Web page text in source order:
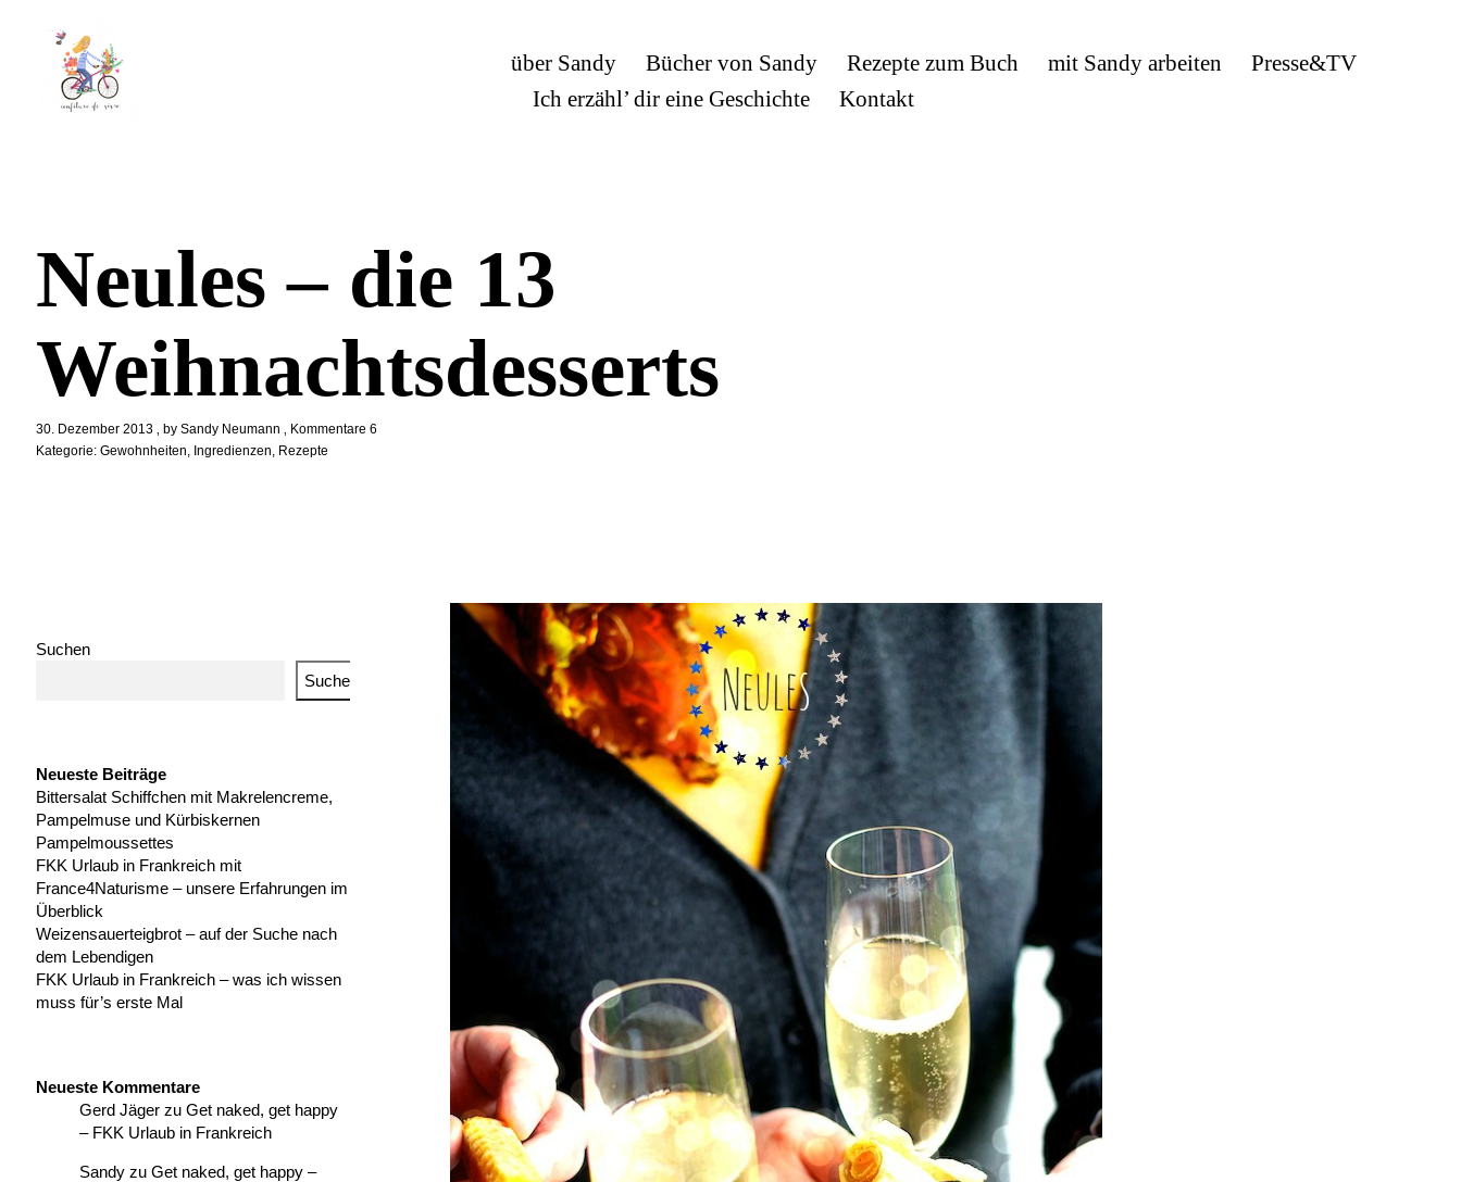
über Sandy Bücher von Sandy Rezepte zum Buch mit Sandy arbeiten
Presse&TV
Ich erzähl’ dir eine Geschichte
Kontakt
Neules – die 13
Weihnachtsdesserts
30. Dezember 2013 by Sandy Neumann
Kommentare 6
Kategorie: Gewohnheiten, Ingredienzen, Rezepte
Suchen
Suchen
Neueste Beiträge
Bittersalat Schiffchen mit Makrelencreme,
Pampelmuse und Kürbiskernen
Pampelmoussettes
FKK Urlaub in Frankreich mit
France4Naturisme – unsere Erfahrungen im
Überblick
Weizensauerteigbrot – auf der Suche nach
dem Lebendigen
FKK Urlaub in Frankreich – was ich wissen
muss für’s erste Mal
Neueste Kommentare
Gerd Jägerzu Get naked, get happy
– FKK Urlaub in Frankreich
Sandyzu Get naked, get happy –